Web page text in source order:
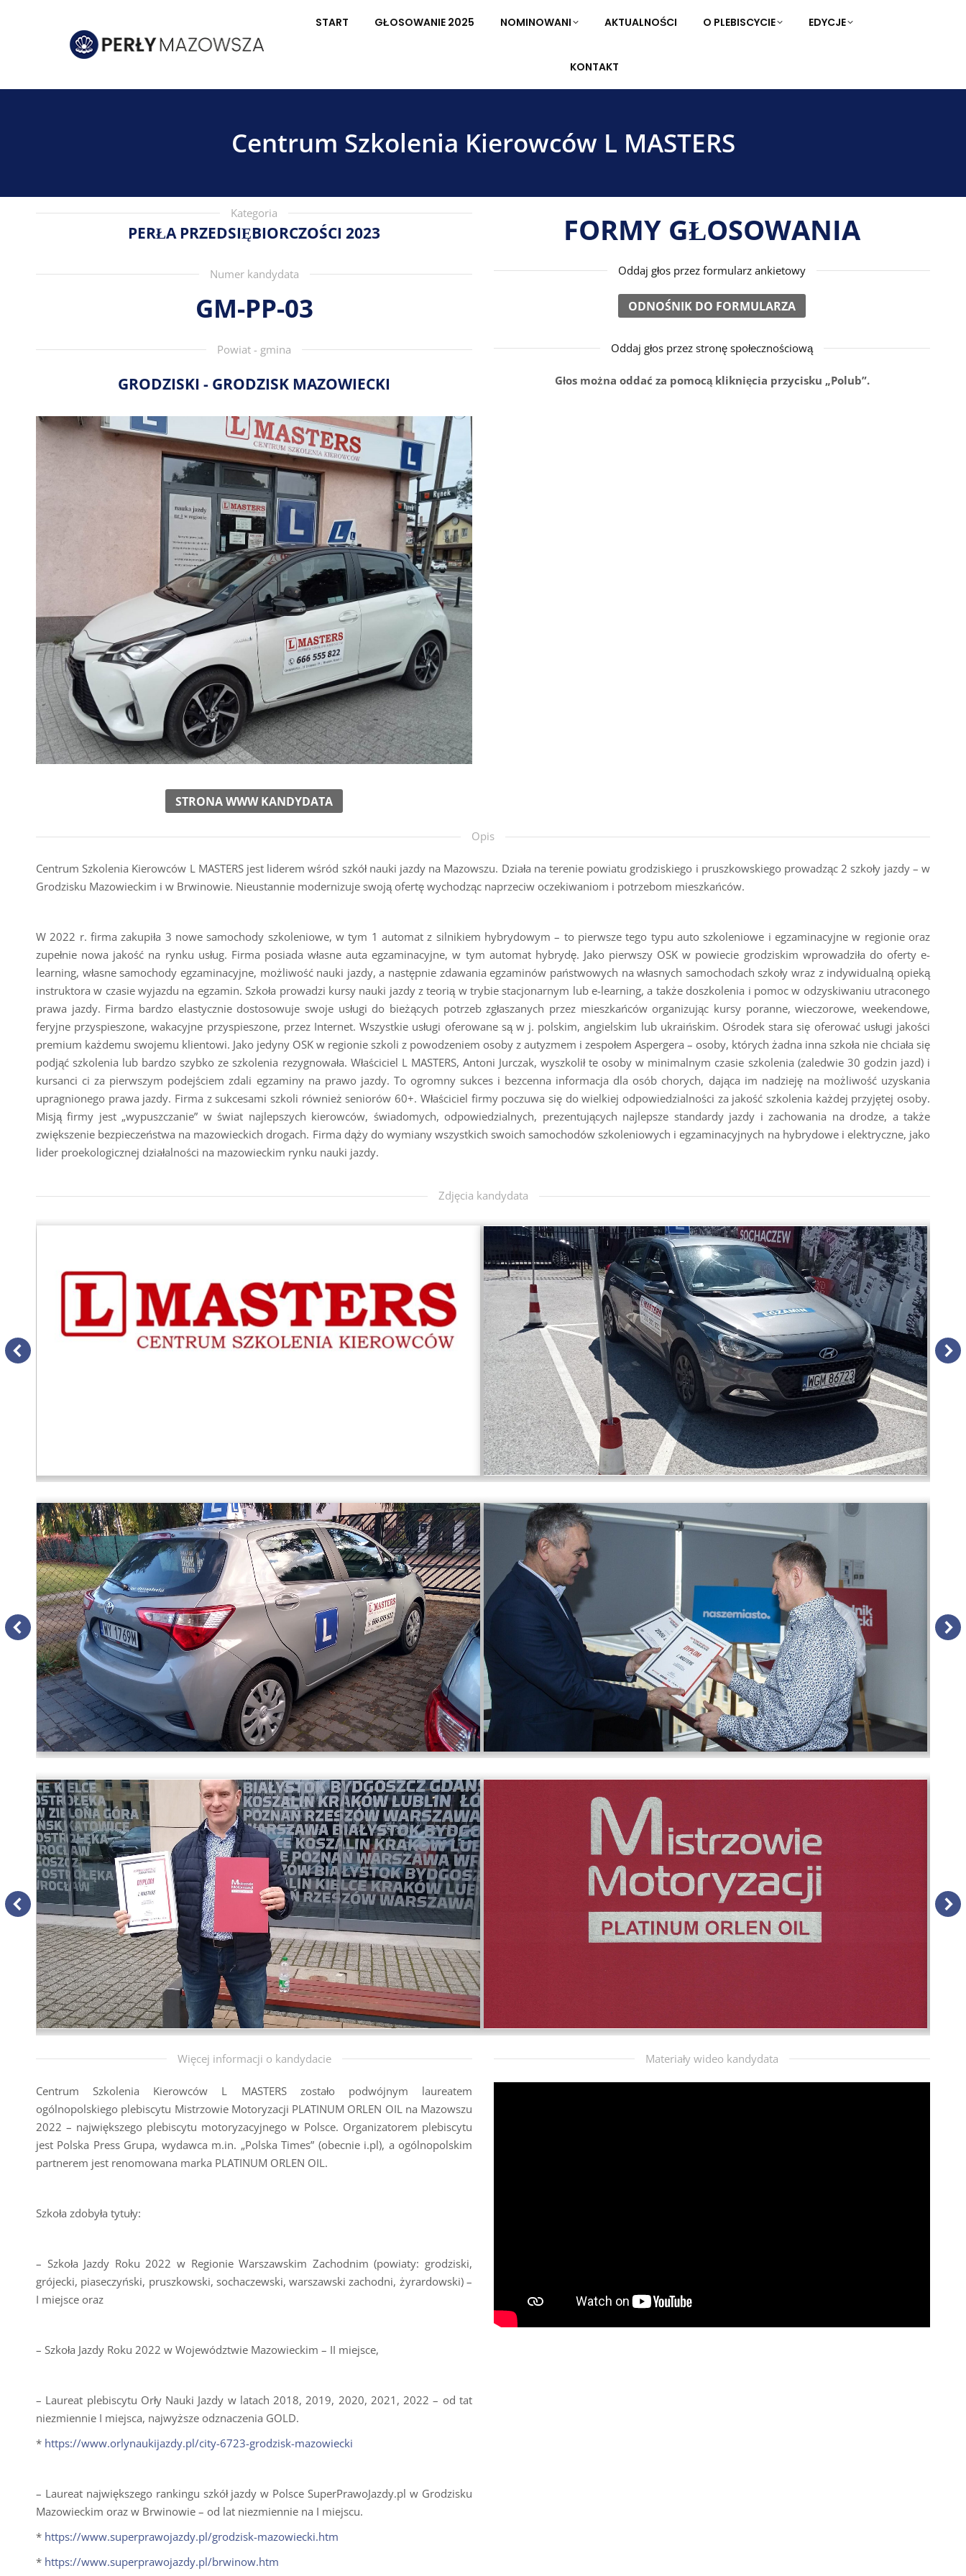
START GŁOSOWANIE 2025 NOMINOWANI AKTUALNOŚCI O PLEBISCYCIE EDYCJE
KONTAKT
Centrum Szkolenia Kierowców L MASTERS
Kategoria
PERŁA PRZEDSIĘBIORCZOŚCI 2023
Numer kandydata
GM-PP-03
Powiat - gmina
GRODZISKI - GRODZISK MAZOWIECKI
STRONA WWW KANDYDATA
FORMY GŁOSOWANIA
Oddaj głos przez formularz ankietowy
ODNOŚNIK DO FORMULARZA
Oddaj głos przez stronę społecznościową
Głos można oddać za pomocą kliknięcia przycisku „Polub”.
Opis
Centrum Szkolenia Kierowców L MASTERS jest liderem wśród szkół nauki jazdy na Mazowszu. Działa na terenie powiatu grodziskiego i pruszkowskiego prowadząc 2 szkoły jazdy – w
Grodzisku Mazowieckim i w Brwinowie. Nieustannie modernizuje swoją ofertę wychodząc naprzeciw oczekiwaniom i potrzebom mieszkańców.
W 2022 r. firma zakupiła 3 nowe samochody szkoleniowe, w tym 1 automat z silnikiem hybrydowym – to pierwsze tego typu auto szkoleniowe i egzaminacyjne w regionie oraz
zupełnie nowa jakość na rynku usług. Firma posiada własne auta egzaminacyjne, w tym automat hybrydę. Jako pierwszy OSK w powiecie grodziskim wprowadziła do oferty e-
learning, własne samochody egzaminacyjne, możliwość nauki jazdy, a następnie zdawania egzaminów państwowych na własnych samochodach szkoły wraz z indywidualną opieką
instruktora w czasie wyjazdu na egzamin. Szkoła prowadzi kursy nauki jazdy z teorią w trybie stacjonarnym lub e-learning, a także doszkolenia i pomoc w odzyskiwaniu utraconego
prawa jazdy. Firma bardzo elastycznie dostosowuje swoje usługi do bieżących potrzeb zgłaszanych przez mieszkańców organizując kursy poranne, wieczorowe, weekendowe,
feryjne przyspieszone, wakacyjne przyspieszone, przez Internet. Wszystkie usługi oferowane są w j. polskim, angielskim lub ukraińskim. Ośrodek stara się oferować usługi jakości
premium każdemu swojemu klientowi. Jako jedyny OSK w regionie szkoli z powodzeniem osoby z autyzmem i zespołem Aspergera – osoby, których żadna inna szkoła nie chciała się
podjąć szkolenia lub bardzo szybko ze szkolenia rezygnowała. Właściciel L MASTERS, Antoni Jurczak, wyszkolił te osoby w minimalnym czasie szkolenia (zaledwie 30 godzin jazd) i
kursanci ci za pierwszym podejściem zdali egzaminy na prawo jazdy. To ogromny sukces i bezcenna informacja dla osób chorych, dająca im nadzieję na możliwość uzyskania
upragnionego prawa jazdy. Firma z sukcesami szkoli również seniorów 60+. Właściciel firmy poczuwa się do wielkiej odpowiedzialności za jakość szkolenia każdej przyjętej osoby.
Misją firmy jest „wypuszczanie” w świat najlepszych kierowców, świadomych, odpowiedzialnych, prezentujących najlepsze standardy jazdy i zachowania na drodze, a także
zwiększenie bezpieczeństwa na mazowieckich drogach. Firma dąży do wymiany wszystkich swoich samochodów szkoleniowych i egzaminacyjnych na hybrydowe i elektryczne, jako
lider proekologicznej działalności na mazowieckim rynku nauki jazdy.
Zdjęcia kandydata
Więcej informacji o kandydacie
Centrum Szkolenia Kierowców L MASTERS zostało podwójnym laureatem
ogólnopolskiego plebiscytu Mistrzowie Motoryzacji PLATINUM ORLEN OIL na Mazowszu
2022 – największego plebiscytu motoryzacyjnego w Polsce. Organizatorem plebiscytu
jest Polska Press Grupa, wydawca m.in. „Polska Times” (obecnie i.pl), a ogólnopolskim
partnerem jest renomowana marka PLATINUM ORLEN OIL.
Szkoła zdobyła tytuły:
– Szkoła Jazdy Roku 2022 w Regionie Warszawskim Zachodnim (powiaty: grodziski,
grójecki, piaseczyński, pruszkowski, sochaczewski, warszawski zachodni, żyrardowski) –
I miejsce oraz
– Szkoła Jazdy Roku 2022 w Województwie Mazowieckim – II miejsce,
– Laureat plebiscytu Orły Nauki Jazdy w latach 2018, 2019, 2020, 2021, 2022 – od tat
niezmiennie I miejsca, najwyższe odznaczenia GOLD.
* https://www.orlynaukijazdy.pl/city-6723-grodzisk-mazowiecki
– Laureat największego rankingu szkół jazdy w Polsce SuperPrawoJazdy.pl w Grodzisku
Mazowieckim oraz w Brwinowie – od lat niezmiennie na I miejscu.
* https://www.superprawojazdy.pl/grodzisk-mazowiecki.htm
* https://www.superprawojazdy.pl/brwinow.htm
Materiały wideo kandydata
START GŁOSOWANIE 2025 NOMINOWANI AKTUALNOŚCI O PLEBISCYCIE EDYCJE
KONTAKT